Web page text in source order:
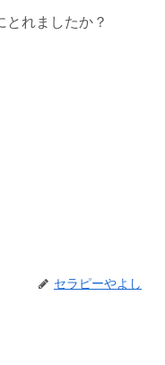
れましたか？
セラピーやよし